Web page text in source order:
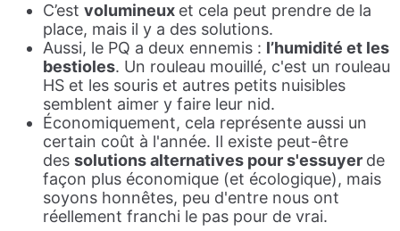
C’est volumineux et cela peut prendre de la
place, mais il y a des solutions.
Aussi, le PQ a deux ennemis : l’humidité et les
bestioles. Un rouleau mouillé, c'est un rouleau
HS et les souris et autres petits nuisibles
semblent aimer y faire leur nid.
Économiquement, cela représente aussi un
certain coût à l'année. Il existe peut-être
des solutions alternatives pour s'essuyer de
façon plus économique (et écologique), mais
soyons honnêtes, peu d'entre nous ont
réellement franchi le pas pour de vrai.